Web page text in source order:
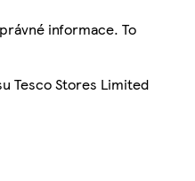
informace. To
Tesco Stores Limited